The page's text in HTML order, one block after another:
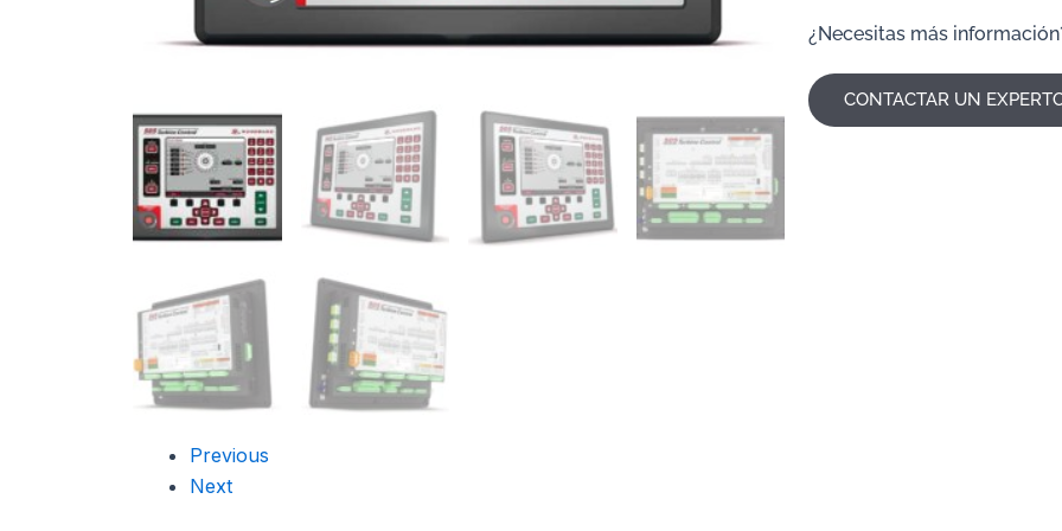
Previous
Next
¿Necesitas más
CONTACTAR UN